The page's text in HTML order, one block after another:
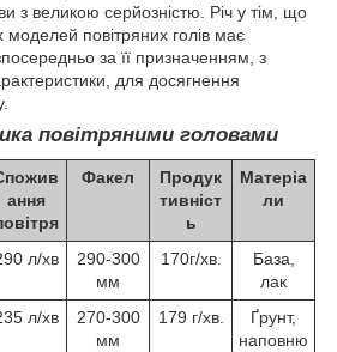
з великою серйозністю. Річ у тім, що
повітряних голів має
за її призначенням, з
для досягнення
повітряними головами
ання
Факел
Продук
тивніст
ь
Матеріа
ли
л/хв
290-300
мм
170г/хв.
База,
лак
л/хв
270-300
мм
179 г/хв.
Ґрунт,
наповню